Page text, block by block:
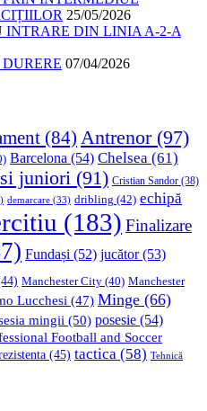
25/05/2026
INTRARE DIN LINIA A-2-A
07/04/2026
(84) Antrenor(97)
Barcelona (54) Chelsea (61)
juniori (91) Cristian Sandor (38)
demarcare (33) dribling (42) echipă
(183) Finalizare
Fundași (52) jucător(53)
Manchester City (40) Manchester
Lucchesi (47) Minge (66)
mingii (50) posesie (54)
Football and Soccer
(45) tactica (58) Tehnică